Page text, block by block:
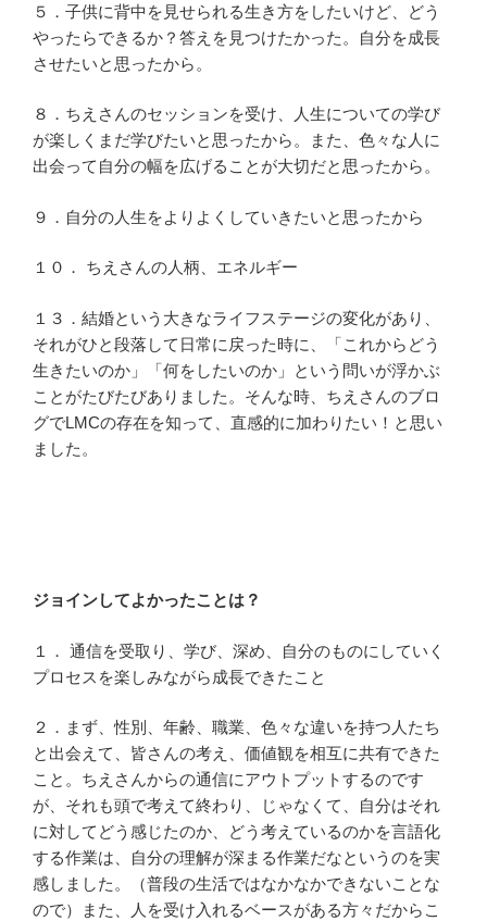
５．子供に背中を見せられる生き方をしたいけど、どう
やったらできるか？答えを見つけたかった。自分を成長
させたいと思ったから。
８．ちえさんのセッションを受け、人生についての学び
が楽しくまだ学びたいと思ったから。また、色々な人に
出会って自分の幅を広げることが大切だと思ったから。
９．自分の人生をよりよくしていきたいと思ったから
１０． ちえさんの人柄、エネルギー
１３．結婚という大きなライフステージの変化があり、
それがひと段落して日常に戻った時に、「これからどう
生きたいのか」「何をしたいのか」という問いが浮かぶ
ことがたびたびありました。そんな時、ちえさんのブロ
グでLMCの存在を知って、直感的に加わりたい！と思い
ました。
ジョインしてよかったことは？
１． 通信を受取り、学び、深め、自分のものにしていく
プロセスを楽しみながら成長できたこと
２．まず、性別、年齢、職業、色々な違いを持つ人たち
と出会えて、皆さんの考え、価値観を相互に共有できた
こと。ちえさんからの通信にアウトプットするのです
が、それも頭で考えて終わり、じゃなくて、自分はそれ
に対してどう感じたのか、どう考えているのかを言語化
する作業は、自分の理解が深まる作業だなというのを実
感しました。（普段の生活ではなかなかできないことな
ので）また、人を受け入れるベースがある方々だからこ